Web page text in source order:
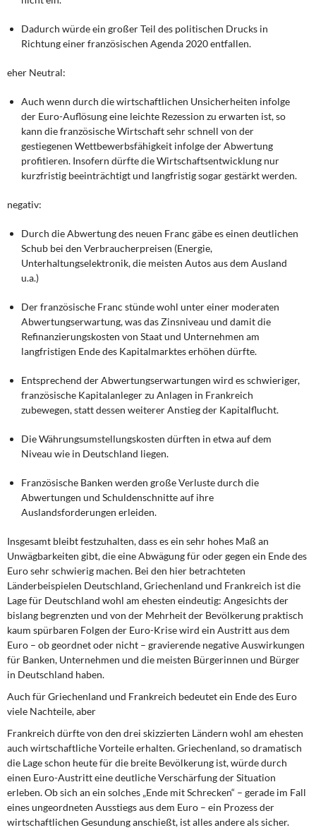
Dadurch würde ein großer Teil des politischen Drucks in
Richtung einer französischen Agenda 2020 entfallen.
eher Neutral:
Auch wenn durch die wirtschaftlichen Unsicherheiten infolge
der Euro-Auflösung eine leichte Rezession zu erwarten ist, so
kann die französische Wirtschaft sehr schnell von der
gestiegenen Wettbewerbsfähigkeit infolge der Abwertung
profitieren. Insofern dürfte die Wirtschaftsentwicklung nur
kurzfristig beeinträchtigt und langfristig sogar gestärkt werden.
negativ:
Durch die Abwertung des neuen Franc gäbe es einen deutlichen
Schub bei den Verbraucherpreisen (Energie,
Unterhaltungselektronik, die meisten Autos aus dem Ausland
u.a.)
Der französische Franc stünde wohl unter einer moderaten
Abwertungserwartung, was das Zinsniveau und damit die
Refinanzierungskosten von Staat und Unternehmen am
langfristigen Ende des Kapitalmarktes erhöhen dürfte.
Entsprechend der Abwertungserwartungen wird es schwieriger,
französische Kapitalanleger zu Anlagen in Frankreich
zubewegen, statt dessen weiterer Anstieg der Kapitalflucht.
Die Währungsumstellungskosten dürften in etwa auf dem
Niveau wie in Deutschland liegen.
Französische Banken werden große Verluste durch die
Abwertungen und Schuldenschnitte auf ihre
Auslandsforderungen erleiden.
Insgesamt bleibt festzuhalten, dass es ein sehr hohes Maß an
Unwägbarkeiten gibt, die eine Abwägung für oder gegen ein Ende des
Euro sehr schwierig machen. Bei den hier betrachteten
Länderbeispielen Deutschland, Griechenland und Frankreich ist die
Lage für Deutschland wohl am ehesten eindeutig: Angesichts der
bislang begrenzten und von der Mehrheit der Bevölkerung praktisch
kaum spürbaren Folgen der Euro-Krise wird ein Austritt aus dem
Euro – ob geordnet oder nicht – gravierende negative Auswirkungen
für Banken, Unternehmen und die meisten Bürgerinnen und Bürger
in Deutschland haben.
Auch für Griechenland und Frankreich bedeutet ein Ende des Euro
viele Nachteile, aber
Frankreich dürfte von den drei skizzierten Ländern wohl am ehesten
auch wirtschaftliche Vorteile erhalten. Griechenland, so dramatisch
die Lage schon heute für die breite Bevölkerung ist, würde durch
einen Euro-Austritt eine deutliche Verschärfung der Situation
erleben. Ob sich an ein solches „Ende mit Schrecken“ – gerade im Fall
eines ungeordneten Ausstiegs aus dem Euro – ein Prozess der
wirtschaftlichen Gesundung anschießt, ist alles andere als sicher.